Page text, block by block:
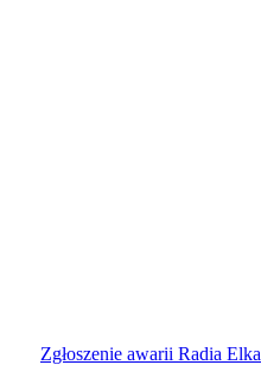
Zgłoszenie awarii Radia Elka